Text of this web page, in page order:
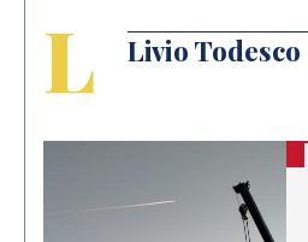
L Livio Todesco